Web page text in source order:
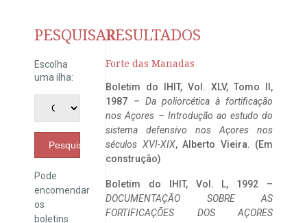
PESQUISAR
Escolha
uma ilha:
Pesquisar
Pode
encomendar
os
boletins
RESULTADOS
Forte das Manadas
Boletim do IHIT, Vol. XLV, Tomo II,
1987 – Da poliorcética à fortificação
nos Açores – Introdução ao estudo do
sistema defensivo nos Açores nos
séculos XVI-XIX, Alberto Vieira. (Em
construção)
Boletim do IHIT, Vol. L, 1992 –
DOCUMENTAÇÃO SOBRE AS
FORTIFICAÇÕES DOS AÇORES